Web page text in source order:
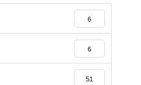
6
6
51